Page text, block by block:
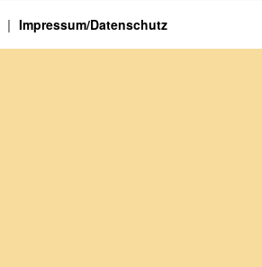
Impressum/Datenschutz